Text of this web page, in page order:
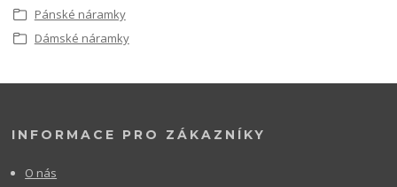
Pánské náramky
Dámské náramky
INFORMACE PRO ZÁKAZNÍKY
O nás